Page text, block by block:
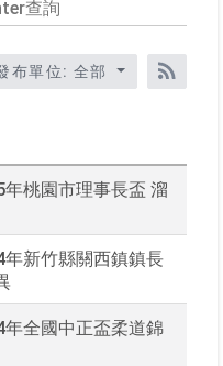
入
關
後
布單位: 全部
RSS訂
桃園市理事長盃 溜
新竹縣關西鎮鎮長
全國中正盃柔道錦